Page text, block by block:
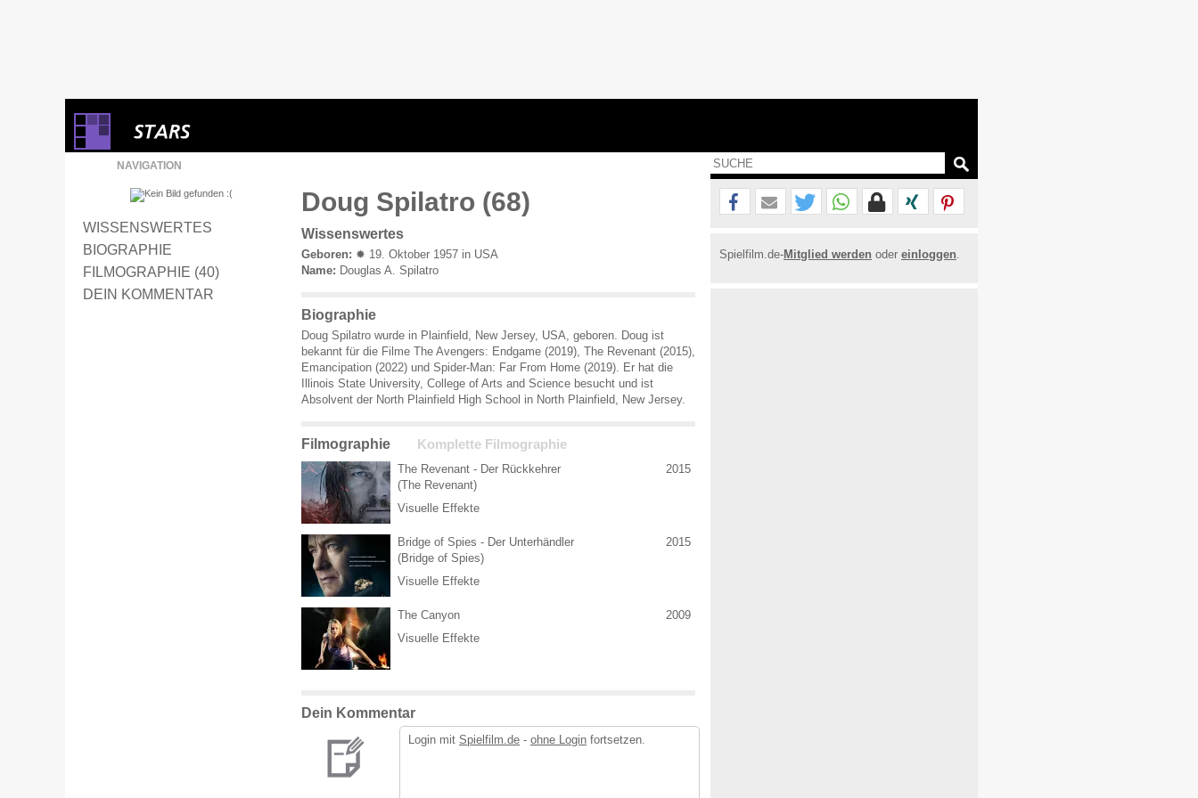
NAVIGATION
WISSENSWERTES
BIOGRAPHIE
FILMOGRAPHIE (40)
DEIN KOMMENTAR
Doug Spilatro (68)
Wissenswertes
Geboren: ✹ 19. Oktober 1957 in USA
Name: Douglas A. Spilatro
Biographie
Doug Spilatro wurde in Plainfield, New Jersey, USA, geboren. Doug ist
bekannt für die Filme The Avengers: Endgame (2019), The Revenant (2015),
Emancipation (2022) und Spider-Man: Far From Home (2019). Er hat die
Illinois State University, College of Arts and Science besucht und ist
Absolvent der North Plainfield High School in North Plainfield, New Jersey.
Filmographie Komplette Filmographie
The Revenant - Der Rückkehrer
(The Revenant)
Visuelle Effekte
2015
Bridge of Spies - Der Unterhändler
(Bridge of Spies)
Visuelle Effekte
2015
The Canyon
Visuelle Effekte
2009
Dein Kommentar
Login mit Spielfilm.de - ohne Login fortsetzen.
Spielfilm.de-Mitglied werden oder einloggen.